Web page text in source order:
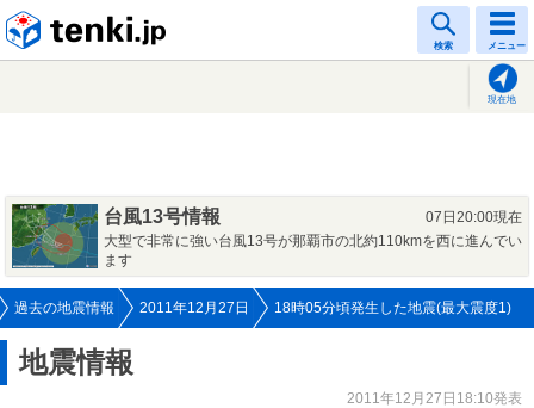
検索 メニュー
現在地
台風13号情報
07日20:00現在
大型で非常に強い台風13号が那覇市の北約110kmを西に進んでい
ます
過去の地震情報 2011年12月27日 18時05分頃発生した地震(最大震度1)
地震情報
2011年12月27日18:10発表